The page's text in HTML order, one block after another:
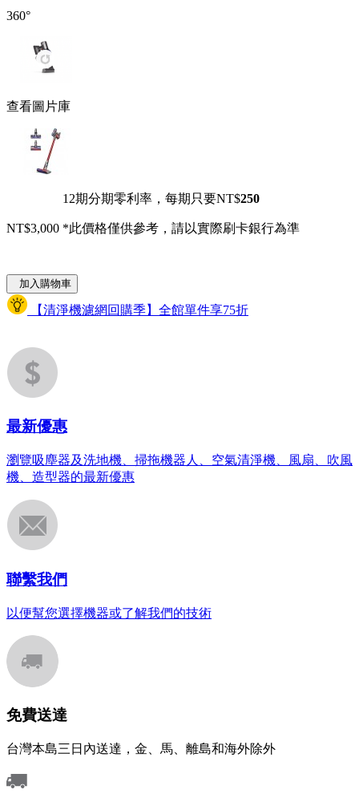
360°
查看圖片庫
NT$3,000
12期分期零利率，每期只要NT$250
*此價格僅供參考，請以實際刷卡銀行為準
加入購物車
【清淨機濾網回購季】全館單件享75折
最新優惠
瀏覽吸塵器及洗地機、掃拖機器人、空氣清淨機、風扇、吹風
機、造型器的最新優惠
聯繫我們
以便幫您選擇機器或了解我們的技術
免費送達
台灣本島三日內送達，金、馬、離島和海外除外